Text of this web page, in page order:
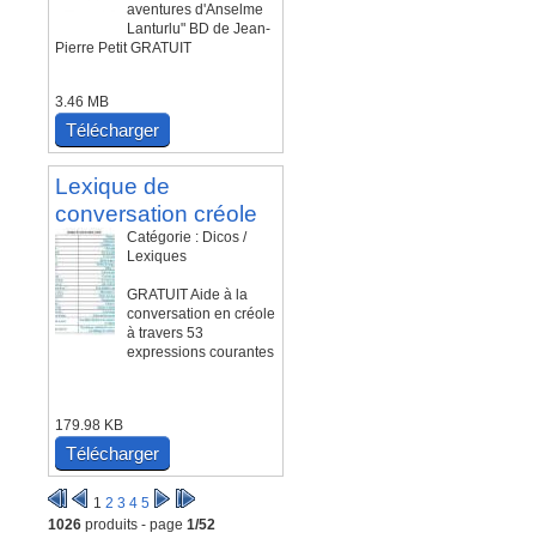
aventures d'Anselme
Lanturlu" BD de Jean-
Pierre Petit GRATUIT
3.46 MB
Télécharger
Lexique de
conversation créole
Catégorie : Dicos /
Lexiques
GRATUIT Aide à la
conversation en créole
à travers 53
expressions courantes
179.98 KB
Télécharger
1 2 3 4 5
1026 produits - page 1/52